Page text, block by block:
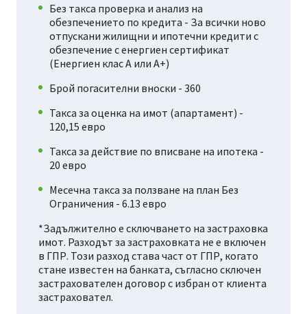
Без такса проверка и анализ на
обезпечението по кредита - За всички ново
отпускани жилищни и ипотечни кредити с
обезпечение с енергиен сертификат
(Енергиен клас А или А+)
Брой погасителни вноски - 360
Такса за оценка на имот (апартамент) -
120,15 евро
Такса за действие по вписване на ипотека -
20 евро
Месечна такса за ползване на план Без
Ограничения - 6.13 евро
*Задължително е сключването на застраховка
имот. Разходът за застраховката не е включен
в ГПР. Този разход става част от ГПР, когато
стане известен на банката, съгласно сключен
застрахователен договор с избран от клиента
застраховател.